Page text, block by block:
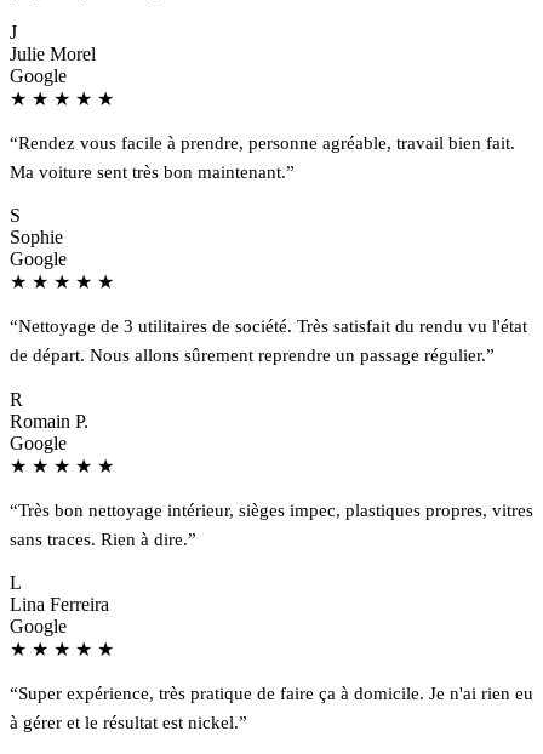
J
Julie Morel
Google
★ ★ ★ ★ ★
“Rendez vous facile à prendre, personne agréable, travail bien fait.
Ma voiture sent très bon maintenant.”
S
Sophie
Google
★ ★ ★ ★ ★
“Nettoyage de 3 utilitaires de société. Très satisfait du rendu vu l'état
de départ. Nous allons sûrement reprendre un passage régulier.”
R
Romain P.
Google
★ ★ ★ ★ ★
“Très bon nettoyage intérieur, sièges impec, plastiques propres, vitres
sans traces. Rien à dire.”
L
Lina Ferreira
Google
★ ★ ★ ★ ★
“Super expérience, très pratique de faire ça à domicile. Je n'ai rien eu
à gérer et le résultat est nickel.”